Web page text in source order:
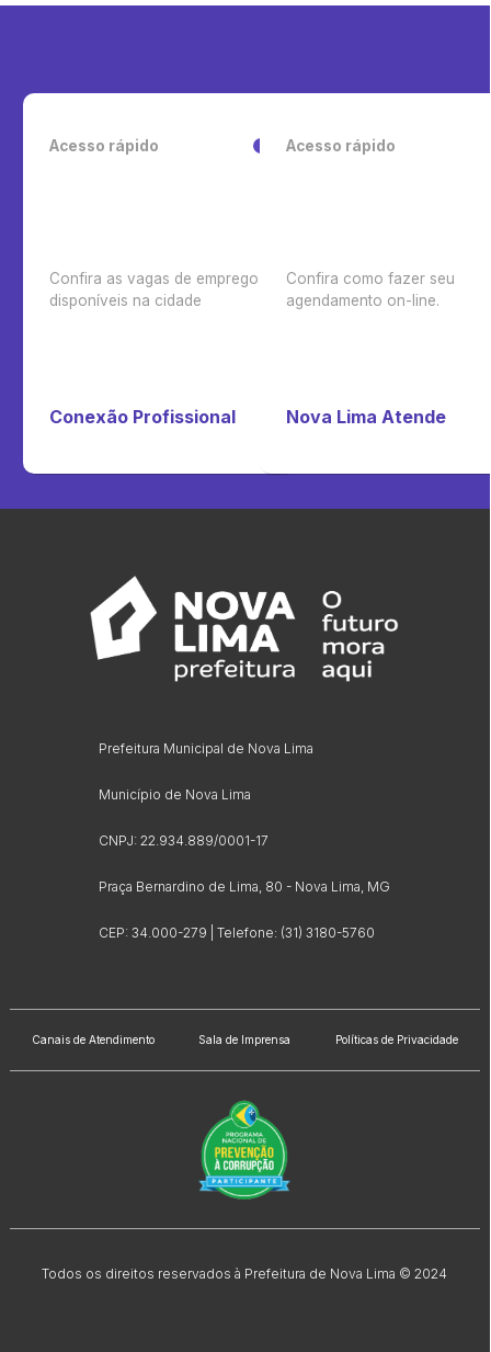
Acesso rápido
Confira as vagas de emprego
disponíveis na cidade
Conexão Profissional
Acesso rápido
Confira como fazer seu
agendamento on-line.
Nova Lima Atende
Prefeitura Municipal de Nova Lima
Município de Nova Lima
CNPJ: 22.934.889/0001-17
Praça Bernardino de Lima, 80 - Nova Lima, MG
CEP: 34.000-279 | Telefone: (31) 3180-5760
Canais de Atendimento Sala de Imprensa Políticas de Privacidade
Todos os direitos reservados à Prefeitura de Nova Lima © 2024